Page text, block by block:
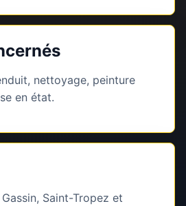
nettoyage, peinture
en état.
Saint-Tropez et